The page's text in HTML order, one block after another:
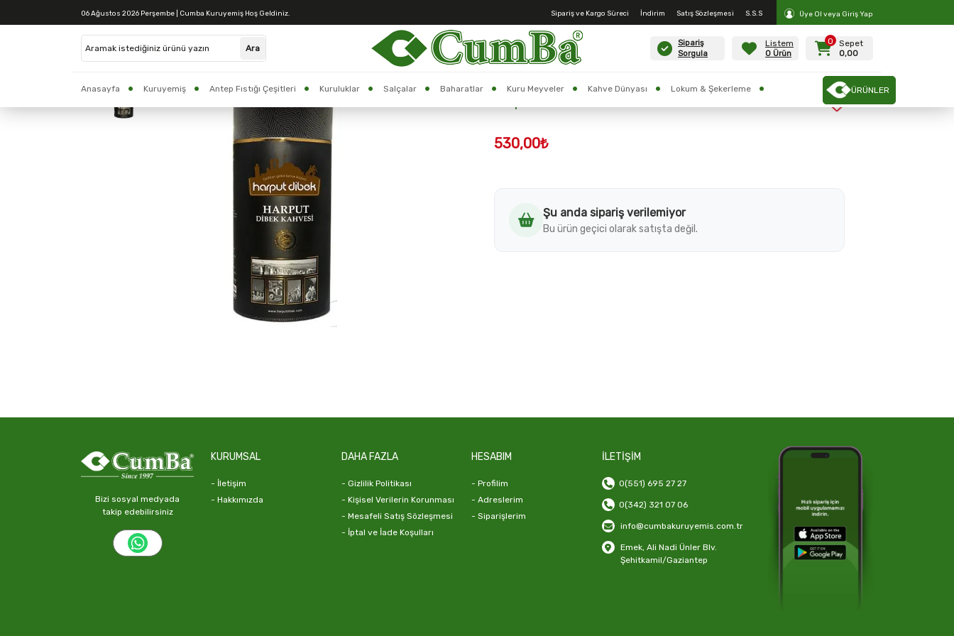
06 Ağustos 2026 Perşembe | Cumba Kuruyemiş Hoş Geldiniz. S.S.S
Satış Sözleşmesi
İndirim
Sipariş ve Kargo Süreci Üye Ol veya Giriş Yap
Sipariş
Sorgula
Listem
0 Ürün
Sepet
0,00
0
Anasayfa Kuruyemiş Antep Fıstığı Çeşitleri Kuruluklar Salçalar Baharatlar Kuru Meyveler Kahve Dünyası Lokum & Şekerleme
CUMBA BAKLAVA
ÜRÜNLER
Anasayfa > Harput Dibek Kahvesi 1000 GR
530,00₺
Şu anda sipariş verilemiyor
Bu ürün geçici olarak satışta değil.
Bizi sosyal medyada
takip edebilirsiniz
KURUMSAL
- İletişim
- Hakkımızda
DAHA FAZLA
- Gizlilik Politikası
- Kişisel Verilerin Korunması
- Mesafeli Satış Sözleşmesi
- İptal ve İade Koşulları
HESABIM
- Profilim
- Adreslerim
- Siparişlerim
İLETİŞİM
0(551) 695 27 27
0(342) 321 07 06
info@cumbakuruyemis.com.tr
Emek, Ali Nadi Ünler Blv.
Şehitkamil/Gaziantep